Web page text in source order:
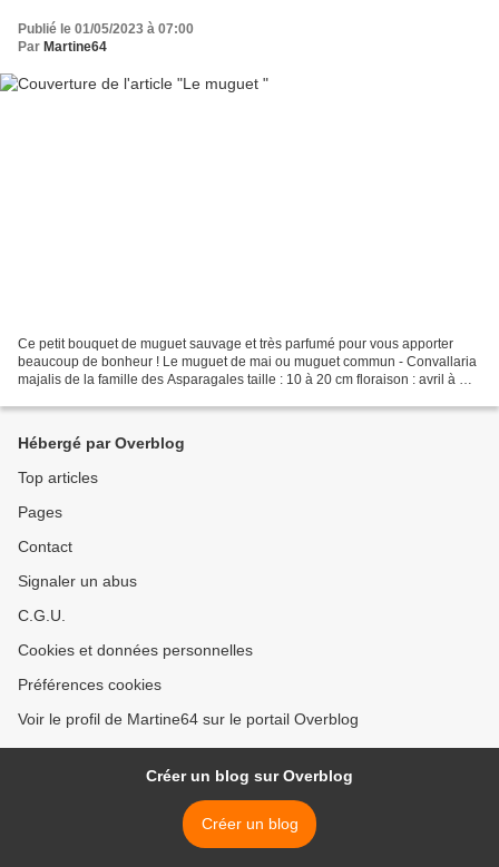
Publié le 01/05/2023 à 07:00
Par Martine64
Ce petit bouquet de muguet sauvage et très parfumé pour vous apporter
beaucoup de bonheur ! Le muguet de mai ou muguet commun - Convallaria
majalis de la famille des Asparagales taille : 10 à 20 cm floraison : avril à mai
Hébergé par Overblog
Top articles
Pages
Contact
Signaler un abus
C.G.U.
Cookies et données personnelles
Préférences cookies
Voir le profil de Martine64 sur le portail Overblog
Créer un blog sur Overblog
Créer un blog